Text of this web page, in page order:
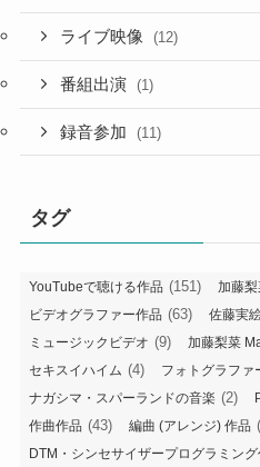
ライブ映像 (12)
番組出演 (1)
録音参加 (11)
タグ
YouTubeで聴ける作品 (151) 加藤
ビデオグラファー作品 (63) 佐藤実
ミュージックビデオ (9) 加藤梨菜
セキスイハイム (4) フォトグラファ
ナガシマ・スパーランドの音楽 (2)
作曲作品 (43) 編曲 (アレンジ) 作品
DTM・シンセサイザープログラミング